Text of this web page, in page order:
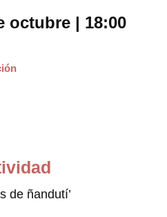
octubre | 18:00
de ñandutí’